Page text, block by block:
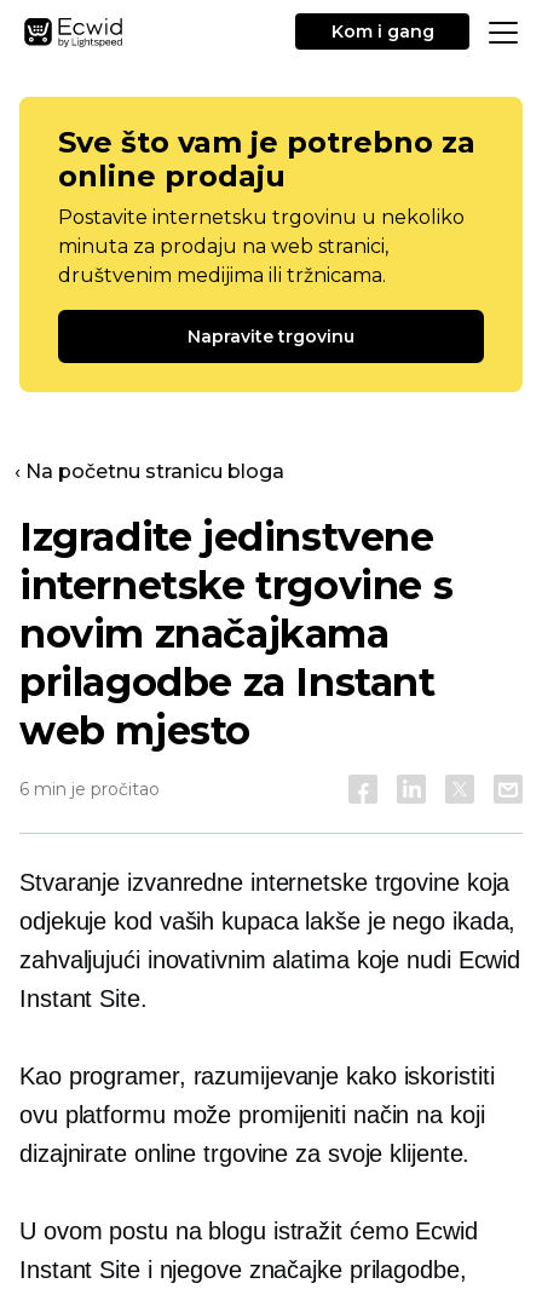
Kom i gang
Sve što vam je potrebno za
online prodaju
Postavite internetsku trgovinu u nekoliko
minuta za prodaju na web stranici,
društvenim medijima ili tržnicama.
Napravite trgovinu
‹ Na početnu stranicu bloga
Izgradite jedinstvene
internetske trgovine s
novim značajkama
prilagodbe za Instant
web mjesto
6 min je pročitao
Stvaranje izvanredne internetske trgovine koja
odjekuje kod vaših kupaca lakše je nego ikada,
zahvaljujući inovativnim alatima koje nudi Ecwid
Instant Site.
Kao programer, razumijevanje kako iskoristiti
ovu platformu može promijeniti način na koji
dizajnirate online trgovine za svoje klijente.
U ovom postu na blogu istražit ćemo Ecwid
Instant Site i njegove značajke prilagodbe,